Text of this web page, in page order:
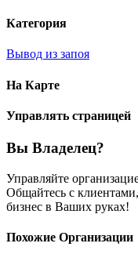
Категория
Вывод из запоя
На Карте
Управлять страницей
Вы Владелец?
Управляйте
Общайтесь с
бизнес в Ваших руках!
Похожие Организации